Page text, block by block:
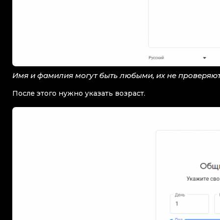
Имя и фамилия могут быть любыми, их не
После этого нужно указать возраст.